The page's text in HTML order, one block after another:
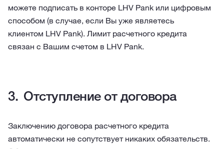
можете подписать в конторе LHV Pank или цифровым
способом (в случае, если Вы уже являетесь
клиентом LHV Pank). Лимит расчетного кредита
связан с Вашим счетом в LHV Pank.
Отступление от договора
Заключению договора расчетного кредита
автоматически не сопутствует никаких обязательств.